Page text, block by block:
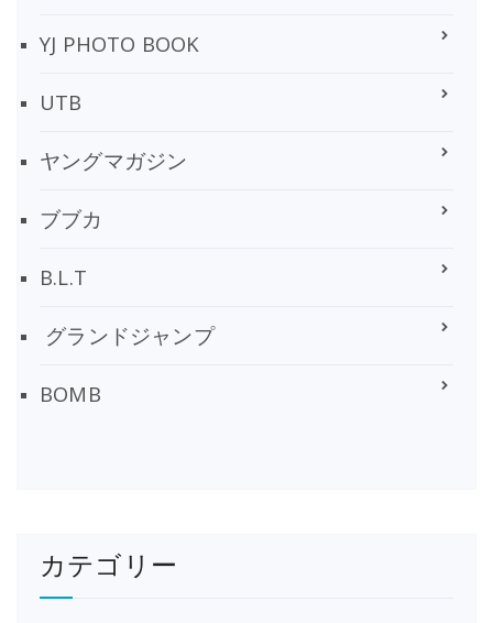
YJ PHOTO BOOK
UTB
ヤングマガジン
ブブカ
B.L.T
グランドジャンプ
BOMB
カテゴリー